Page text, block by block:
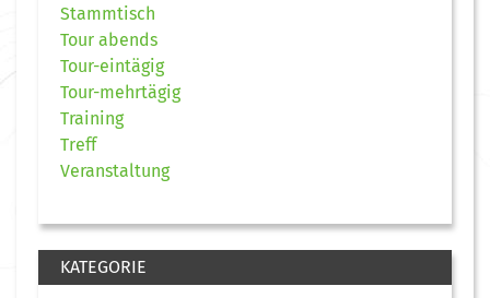
Stammtisch
Tour abends
Tour-eintägig
Tour-mehrtägig
Training
Treff
Veranstaltung
KATEGORIE